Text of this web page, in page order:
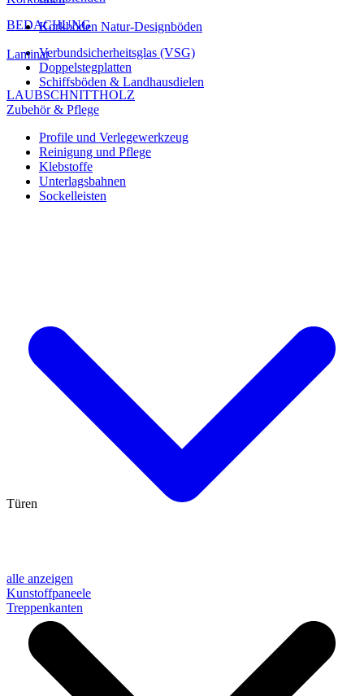
BEDACHUNG
Verbundsicherheitsglas (VSG)
Doppelstegplatten
LAUBSCHNITTHOLZ
Korkböden Natur-Designböden
Laminat
Schiffsböden & Landhausdielen
Zubehör & Pflege
Profile und Verlegewerkzeug
Reinigung und Pflege
Klebstoffe
Unterlagsbahnen
Sockelleisten
alle anzeigen
Kunstoffpaneele
Treppenkanten
Türen